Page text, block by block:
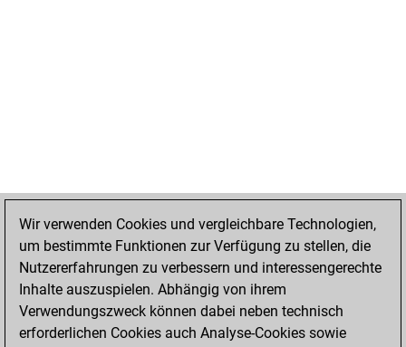
Wir verwenden Cookies und vergleichbare Technologien,
um bestimmte Funktionen zur Verfügung zu stellen, die
Nutzererfahrungen zu verbessern und interessengerechte
Inhalte auszuspielen. Abhängig von ihrem
Verwendungszweck können dabei neben technisch
erforderlichen Cookies auch Analyse-Cookies sowie